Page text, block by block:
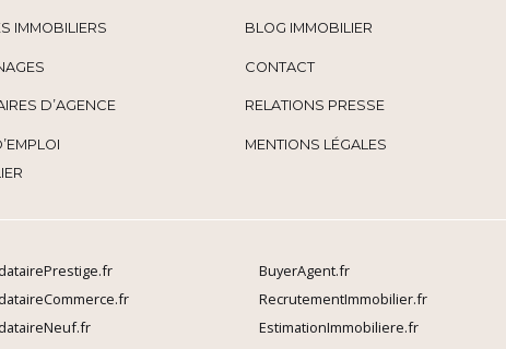
IMMOBILIERS
D’AGENCE
BLOG IMMOBILIER
CONTACT
RELATIONS PRESSE
MENTIONS LÉGALES
BuyerAgent.fr
RecrutementImmobilier.fr
EstimationImmobiliere.fr